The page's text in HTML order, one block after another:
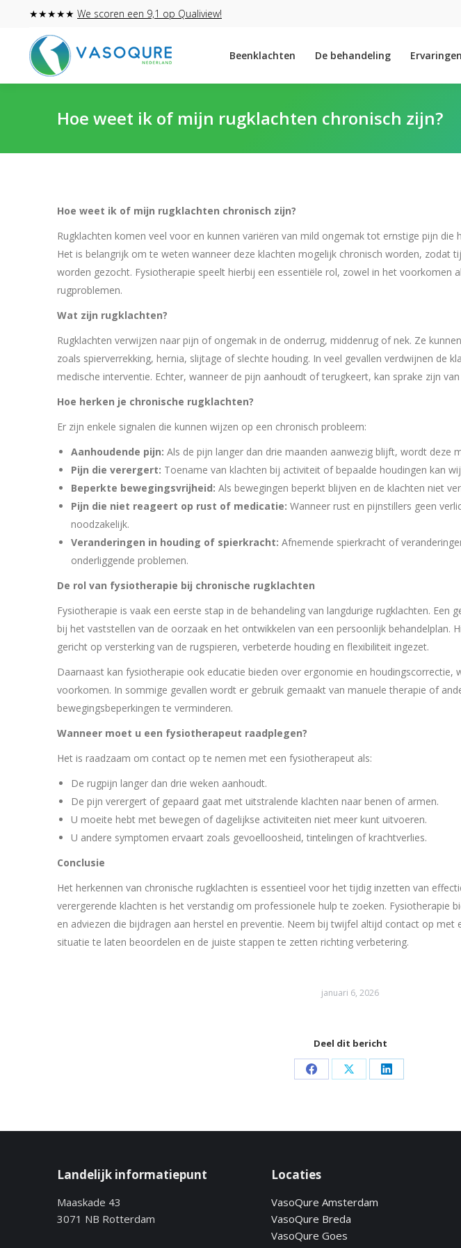
★★★★★ We scoren een 9,1 op Qualiview!
Beenklachten De behandeling Ervaringen
Hoe weet ik of mijn rugklachten chronisch zijn?
Hoe weet ik of mijn rugklachten chronisch zijn?
Rugklachten komen veel voor en kunnen variëren van mild ongemak tot ernstige pijn die
Het is belangrijk om te weten wanneer deze klachten mogelijk chronisch worden, zodat
worden gezocht. Fysiotherapie speelt hierbij een essentiële rol, zowel in het voorkomen
rugproblemen.
Wat zijn rugklachten?
Rugklachten verwijzen naar pijn of ongemak in de onderrug, middenrug of nek. Ze
zoals spierverrekking, hernia, slijtage of slechte houding. In veel gevallen verdwijnen de
medische interventie. Echter, wanneer de pijn aanhoudt of terugkeert, kan sprake zijn
Hoe herken je chronische rugklachten?
Er zijn enkele signalen die kunnen wijzen op een chronisch probleem:
Aanhoudende pijn: Als de pijn langer dan drie maanden aanwezig blijft, wordt deze
Pijn die verergert: Toename van klachten bij activiteit of bepaalde houdingen kan
Beperkte bewegingsvrijheid: Als bewegingen beperkt blijven en de klachten niet
Pijn die niet reageert op rust of medicatie: Wanneer rust en pijnstillers geen
noodzakelijk.
Veranderingen in houding of spierkracht: Afnemende spierkracht of
onderliggende problemen.
De rol van fysiotherapie bij chronische rugklachten
Fysiotherapie is vaak een eerste stap in de behandeling van langdurige rugklachten. Een
bij het vaststellen van de oorzaak en het ontwikkelen van een persoonlijk behandelplan.
gericht op versterking van de rugspieren, verbeterde houding en flexibiliteit ingezet.
Daarnaast kan fysiotherapie ook educatie bieden over ergonomie en houdingscorrectie,
voorkomen. In sommige gevallen wordt er gebruik gemaakt van manuele therapie of
bewegingsbeperkingen te verminderen.
Wanneer moet u een fysiotherapeut raadplegen?
Het is raadzaam om contact op te nemen met een fysiotherapeut als:
De rugpijn langer dan drie weken aanhoudt.
De pijn verergert of gepaard gaat met uitstralende klachten naar benen of armen.
U moeite hebt met bewegen of dagelijkse activiteiten niet meer kunt uitvoeren.
U andere symptomen ervaart zoals gevoelloosheid, tintelingen of krachtverlies.
Conclusie
Het herkennen van chronische rugklachten is essentieel voor het tijdig inzetten van
verergerende klachten is het verstandig om professionele hulp te zoeken. Fysiotherapie
en adviezen die bijdragen aan herstel en preventie. Neem bij twijfel altijd contact op met
situatie te laten beoordelen en de juiste stappen te zetten richting verbetering.
januari 6, 2026
Deel dit bericht
Share Share Share
Landelijk informatiepunt
Maaskade 43
3071 NB Rotterdam
Locaties
VasoQure Amsterdam
VasoQure Breda
VasoQure Goes